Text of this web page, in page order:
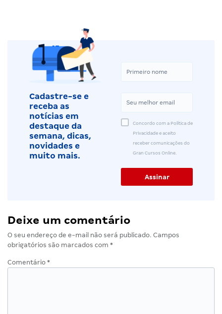
Cadastre-se e
receba as
notícias em
destaque da
semana, dicas,
novidades e
muito mais.
Concordo com a Política de
Privacidade e aceito
receber comunicações do
Gran Cursos Online.
Deixe um comentário
O seu endereço de e-mail não será publicado. Campos
obrigatórios são marcados com *
Comentário *